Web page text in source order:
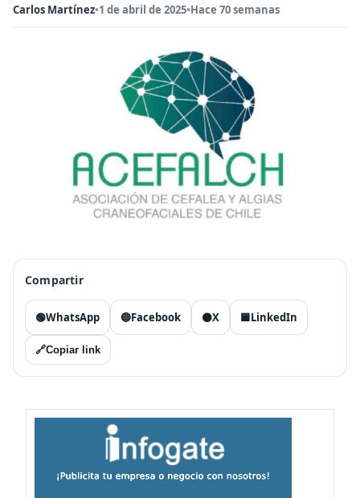
Carlos Martínez•1 de abril de 2025•Hace 70 semanas
Compartir
🟢WhatsApp 🔵Facebook ⚫X 🟦LinkedIn
🔗Copiar link